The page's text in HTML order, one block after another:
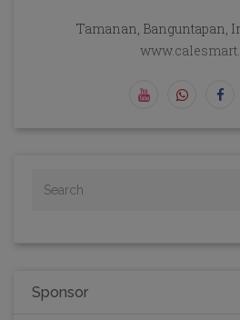
Tamanan, Banguntapan,
Sponsor